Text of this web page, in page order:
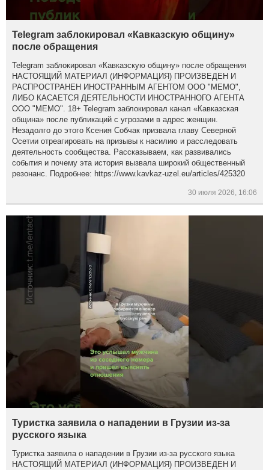
Telegram заблокировал «Кавказскую общину»
после обращения
Telegram заблокировал «Кавказскую общину» после обращения
НАСТОЯЩИЙ МАТЕРИАЛ (ИНФОРМАЦИЯ) ПРОИЗВЕДЕН И
РАСПРОСТРАНЕН ИНОСТРАННЫМ АГЕНТОМ ООО "МЕМО",
ЛИБО КАСАЕТСЯ ДЕЯТЕЛЬНОСТИ ИНОСТРАННОГО АГЕНТА
ООО "МЕМО". 18+ Telegram заблокировал канал «Кавказская
община» после публикаций с угрозами в адрес женщин.
Незадолго до этого Ксения Собчак призвала главу Северной
Осетии отреагировать на призывы к насилию и расследовать
деятельность сообщества. Рассказываем, как развивались
события и почему эта история вызвала широкий общественный
резонанс. Подробнее: https://www.kavkaz-uzel.eu/articles/425320
30 июля 2026, 16:06
Туристка заявила о нападении в Грузии из-за
русского языка
Туристка заявила о нападении в Грузии из-за русского языка
НАСТОЯЩИЙ МАТЕРИАЛ (ИНФОРМАЦИЯ) ПРОИЗВЕДЕН И